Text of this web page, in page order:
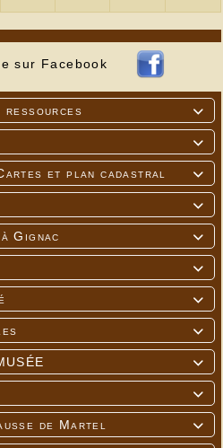
sur Facebook

ressources


et plan cadastral


Gignac






de Martel